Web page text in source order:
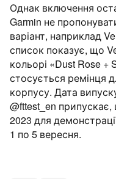
Однак включення
Garmin не
варіант, наприклад
список показує, що
кольорі «Dust Rose +
стосується ремінця
корпусу. Дата
@fttest_en
2023 для
1 по 5 вересня.